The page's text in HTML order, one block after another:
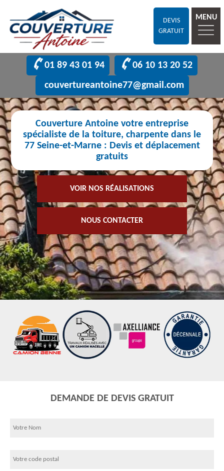
DEVIS
GRATUIT
MENU
01 89 43 01 94
06 10 13 20 52
couvertureantoine77@gmail.com
Couverture Antoine votre entreprise
spécialiste de la toiture, charpente dans le
77 Seine-et-Marne : Devis et déplacement
gratuits
VOIR NOS RÉALISATIONS
NOUS CONTACTER
DEMANDE DE DEVIS GRATUIT